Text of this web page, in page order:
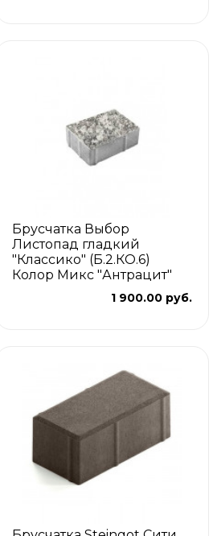
Брусчатка Выбор
Листопад гладкий
"Классико" (Б.2.КО.6)
Колор Микс "Антрацит"
1 900.00 руб.